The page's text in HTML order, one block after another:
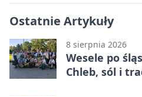
Ostatnie Artykuły
8 sierpnia 2026
Wesele po
Chleb, sól i